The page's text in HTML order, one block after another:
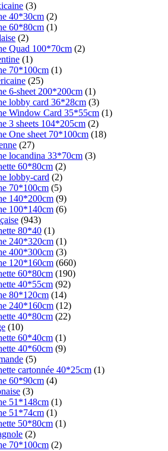
(3)
40*30cm (2)
60*80cm (1)
(2)
Quad 100*70cm (2)
(1)
70*100cm (1)
(25)
6-sheet 200*200cm (1)
lobby card 36*28cm (3)
Window Card 35*55cm (1)
3 sheets 104*205cm (2)
One sheet 70*100cm (18)
(27)
locandina 33*70cm (3)
60*80cm (2)
lobby-card (2)
70*100cm (5)
140*200cm (9)
100*140cm (6)
(943)
80*40 (1)
240*320cm (1)
400*300cm (3)
120*160cm (660)
60*80cm (190)
40*55cm (92)
80*120cm (14)
240*160cm (12)
40*80cm (22)
(10)
60*40cm (1)
40*60cm (9)
(5)
cartonnée 40*25cm (1)
60*90cm (4)
(3)
51*148cm (1)
51*74cm (1)
50*80cm (1)
(2)
70*100cm (2)